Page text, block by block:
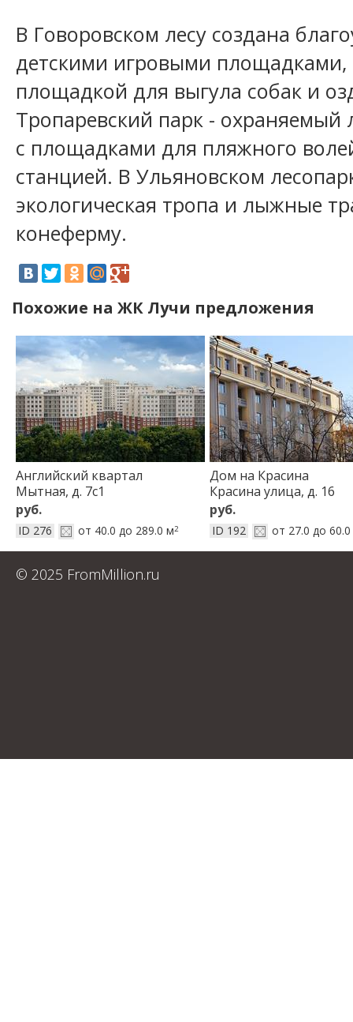
В Говоровском лесу создана
детскими игровыми площадками,
площадкой для выгула собак и
Тропаревский парк -
с площадками для пляжного
станцией. В Ульяновском
экологическая тропа и лыжные
конеферму.
Похожие на ЖК Лучи предложения
Английский квартал
Мытная, д. 7с1
руб.
ID 276 от 40.0 до 289.0 м2
Дом на Красина
Красина улица, д. 16
руб.
ID 192 от 27.0 до
© 2025 FromMillion.ru